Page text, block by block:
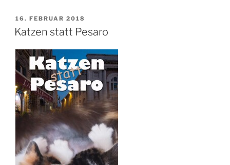
VERÖFFENTLICHT
AM
16. FEBRUAR 2018
Katzen statt Pesaro